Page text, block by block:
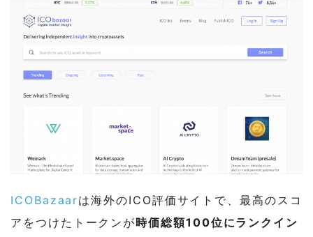
ICOBazaarは海外のICO評価サイトで、最高のスコ
アをつけたトークンが時価総額100位にランクイン